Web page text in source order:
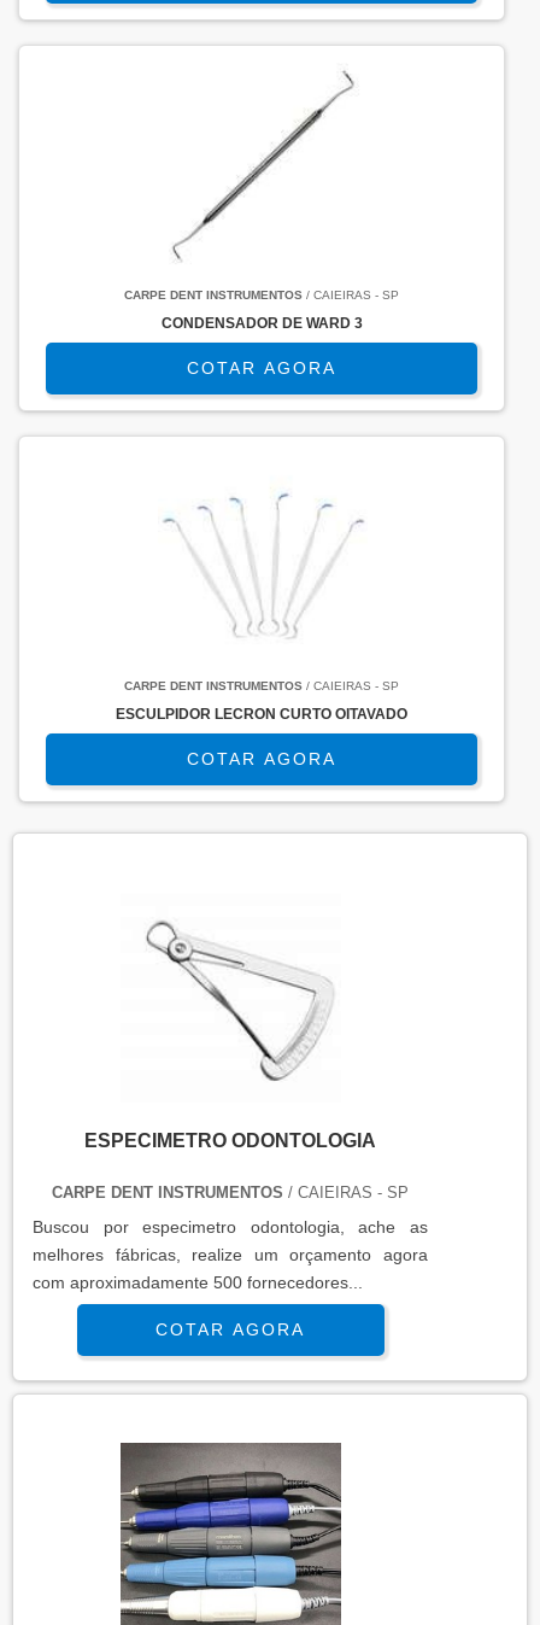
CARPE DENT INSTRUMENTOS / CAIEIRAS - SP
CONDENSADOR DE WARD 3
COTAR AGORA
CARPE DENT INSTRUMENTOS / CAIEIRAS - SP
ESCULPIDOR LECRON CURTO OITAVADO
COTAR AGORA
ESPECIMETRO ODONTOLOGIA
CARPE DENT INSTRUMENTOS / CAIEIRAS - SP
Buscou por especimetro odontologia, ache as
melhores fábricas, realize um orçamento agora
com aproximadamente 500 fornecedores...
COTAR AGORA